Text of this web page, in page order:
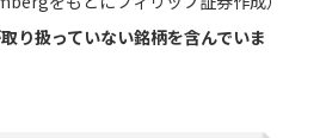
り扱っていない銘柄を含んでいま